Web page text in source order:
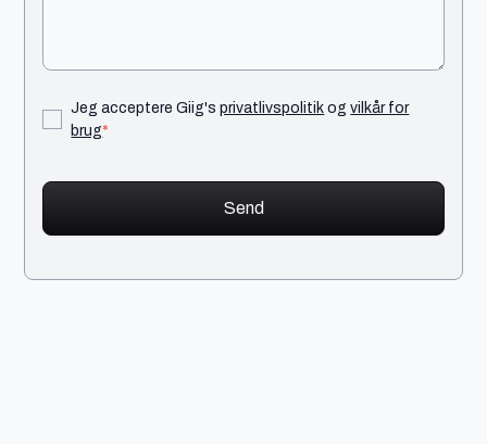
Jeg acceptere Giig'sprivatlivspolitikogvilkår for
brug*